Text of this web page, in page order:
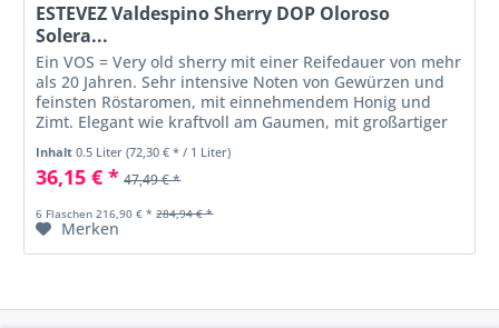
ESTEVEZ Valdespino Sherry DOP Oloroso
Solera...
Ein VOS = Very old sherry mit einer Reifedauer von mehr
als 20 Jahren. Sehr intensive Noten von Gewürzen und
feinsten Röstaromen, mit einnehmendem Honig und
Zimt. Elegant wie kraftvoll am Gaumen, mit großartiger
Inhalt0.5 Liter(72,30 € * / 1 Liter)
36,15 € * 47,49 € *
6 Flaschen 216,90 € * 284,94 € *
Merken